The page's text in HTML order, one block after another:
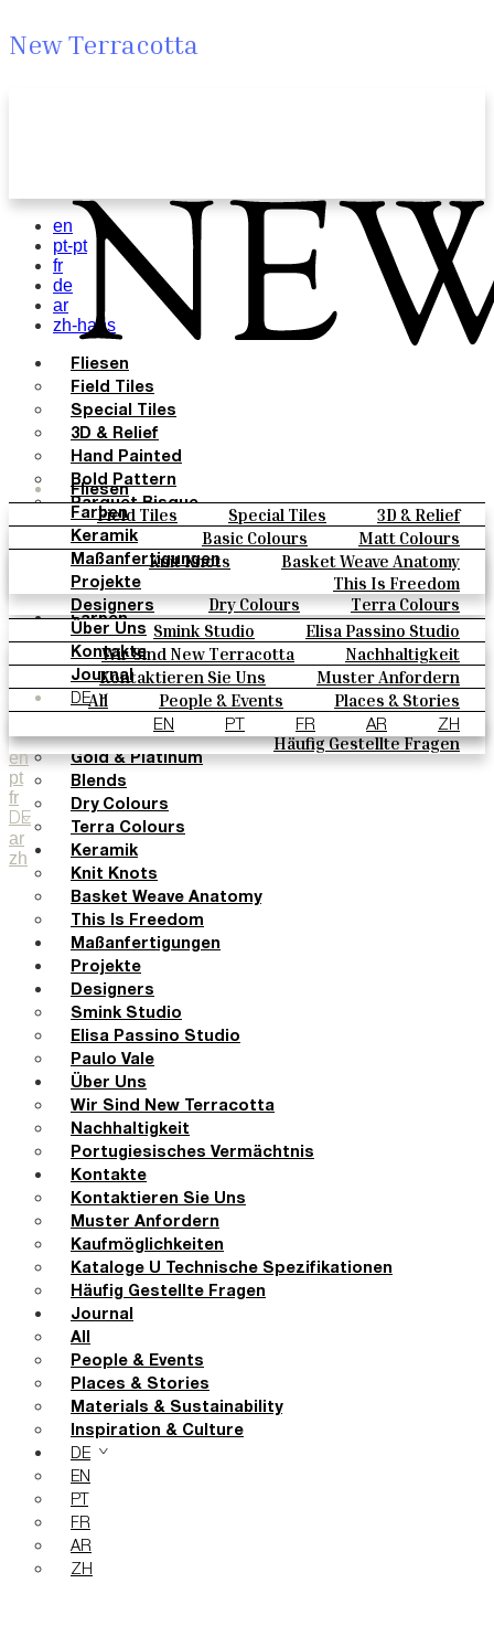
New Terracotta
Fliesen
Field Tiles Special Tiles
3D & Relief
Hand Painted
Bold Pattern
Parquet Bisque
Natural Cotto
Smink Studio
Elisa Passino
Paulo Vale
Farben
Basic Colours
Matt Colours
Oxide Explosions
Special Firing
Vintage Metallics
Gold & Platinum
Blends
Dry Colours
Terra Colours
Keramik
Knit Knots
Basket Weave Anatomy
This Is Freedom
Maßanfertigungen
Projekte
Designers
Smink Studio
Elisa Passino Studio
Paulo Vale
Über Uns
Wir Sind New Terracotta
Nachhaltigkeit
Portugiesisches Vermächtnis
Kontakte
Kontaktieren Sie Uns
Muster Anfordern
Kaufmöglichkeiten
Kataloge U Technische Spezifikationen
Häufig Gestellte Fragen
Journal
All People & Events
Places & Stories
Materials & Sustainability
Inspiration & Culture
DE
EN PT FR AR ZH
en
pt
fr
DE
ar
zh
en
pt-pt
fr
de
ar
zh-hans
Fliesen
Field Tiles
Special Tiles
3D & Relief
Hand Painted
Bold Pattern
Parquet Bisque
Natural Cotto
Smink Studio
Elisa Passino
Paulo Vale
Farben
Basic Colours
Matt Colours
Oxide Explosions
Special Firing
Vintage Metallics
Gold & Platinum
Blends
Dry Colours
Terra Colours
Keramik
Knit Knots
Basket Weave Anatomy
This Is Freedom
Maßanfertigungen
Projekte
Designers
Smink Studio
Elisa Passino Studio
Paulo Vale
Über Uns
Wir Sind New Terracotta
Nachhaltigkeit
Portugiesisches Vermächtnis
Kontakte
Kontaktieren Sie Uns
Muster Anfordern
Kaufmöglichkeiten
Kataloge U Technische Spezifikationen
Häufig Gestellte Fragen
Journal
All
People & Events
Places & Stories
Materials & Sustainability
Inspiration & Culture
DE
EN
PT
FR
AR
ZH